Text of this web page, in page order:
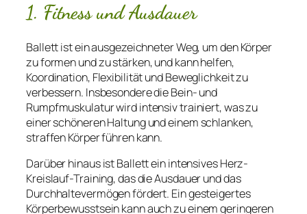
1. Fitness und Ausdauer
Ballett ist ein ausgezeichneter Weg, um den Körper
zu formen und zu stärken, und kann helfen,
Koordination, Flexibilität und Beweglichkeit zu
verbessern. Insbesondere die Bein- und
Rumpfmuskulatur wird intensiv trainiert, was zu
einer schöneren Haltung und einem schlanken,
straffen Körper führen kann.
Darüber hinaus ist Ballett ein intensives Herz-
Kreislauf-Training, das die Ausdauer und das
Durchhaltevermögen fördert. Ein gesteigertes
Körperbewusstsein kann auch zu einem geringeren